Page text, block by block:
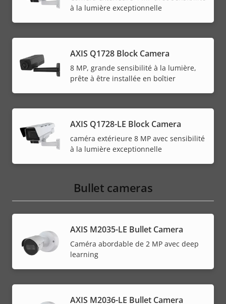
à la lumière exceptionnelle
AXIS Q1728 Block Camera
8 MP, grande sensibilité à la lumière,
prête à être installée en boîtier
AXIS Q1728-LE Block Camera
caméra extérieure 8 MP avec sensibilité
à la lumière exceptionnelle
Bullet cameras
AXIS M2035-LE Bullet Camera
Caméra abordable de 2 MP avec deep
learning
AXIS M2036-LE Bullet Camera